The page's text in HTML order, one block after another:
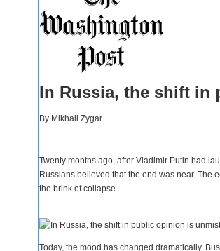
In Russia, the shift in
By Mikhail Zygar
Twenty months ago, after Vladimir Putin had
Russians believed that the end was near. The
the brink of collapse
Today, the mood has changed dramatically.